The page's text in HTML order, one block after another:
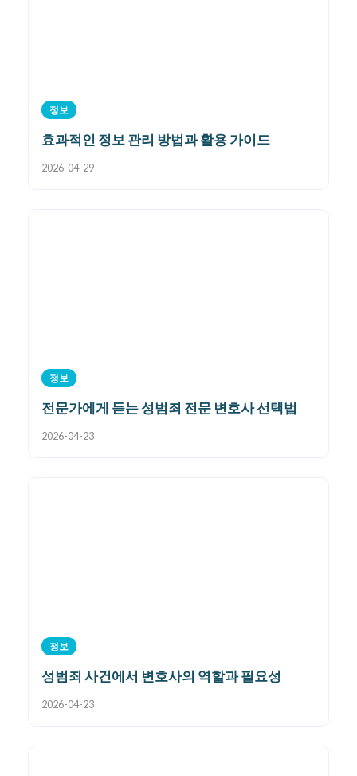
정보
효과적인 정보 관리 방법과 활용 가이드
2026-04-29
정보
전문가에게 듣는 성범죄 전문 변호사 선택법
2026-04-23
정보
성범죄 사건에서 변호사의 역할과 필요성
2026-04-23